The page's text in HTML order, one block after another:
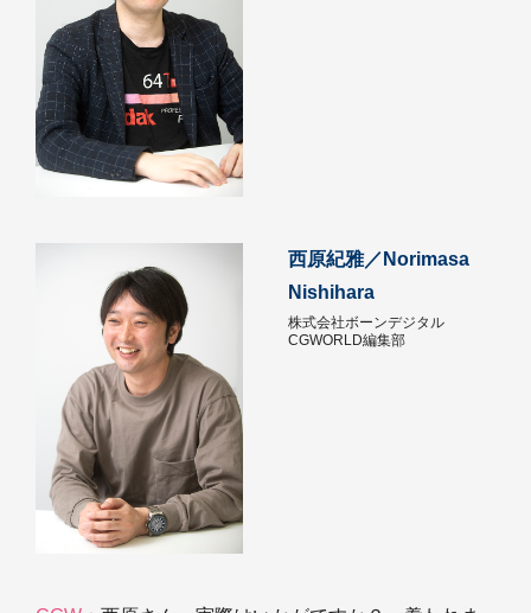
西原紀雅／Norimasa
Nishihara
株式会社ボーンデジタル
CGWORLD編集部